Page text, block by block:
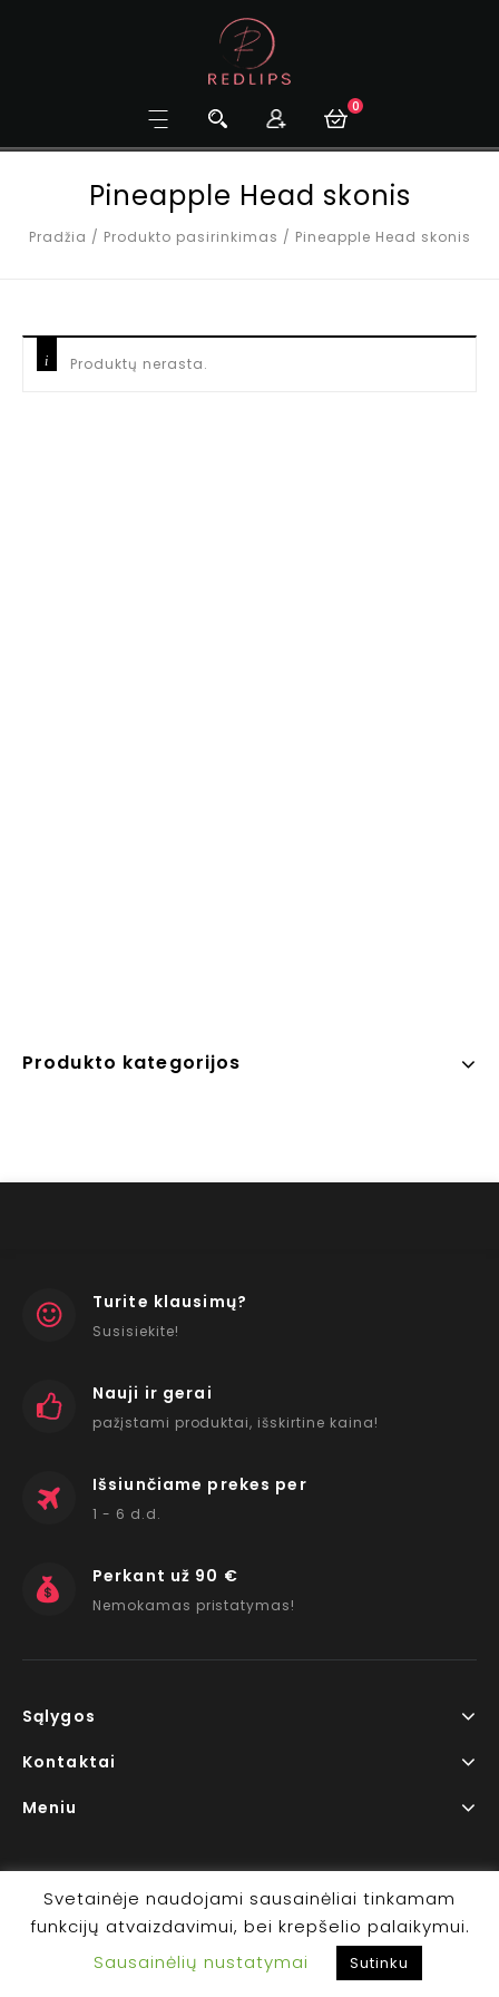
0
Pineapple Head skonis
Pradžia / Produkto pasirinkimas / Pineapple Head skonis
Produktų nerasta.
Produkto kategorijos
Turite klausimų?
Susisiekite!
Nauji ir gerai
pažįstami produktai, išskirtine kaina!
Išsiunčiame prekes per
1 - 6 d.d.
Perkant už 90 €
Nemokamas pristatymas!
Sąlygos
Kontaktai
Meniu
Copyright © 2026 www.RedLips.lt Prekių išsiuntimas 1-6
d.d.
Svetainėje naudojami sausainėliai tinkamam
funkcijų atvaizdavimui, bei krepšelio palaikymui.
Sausainėlių nustatymai
Sutinku